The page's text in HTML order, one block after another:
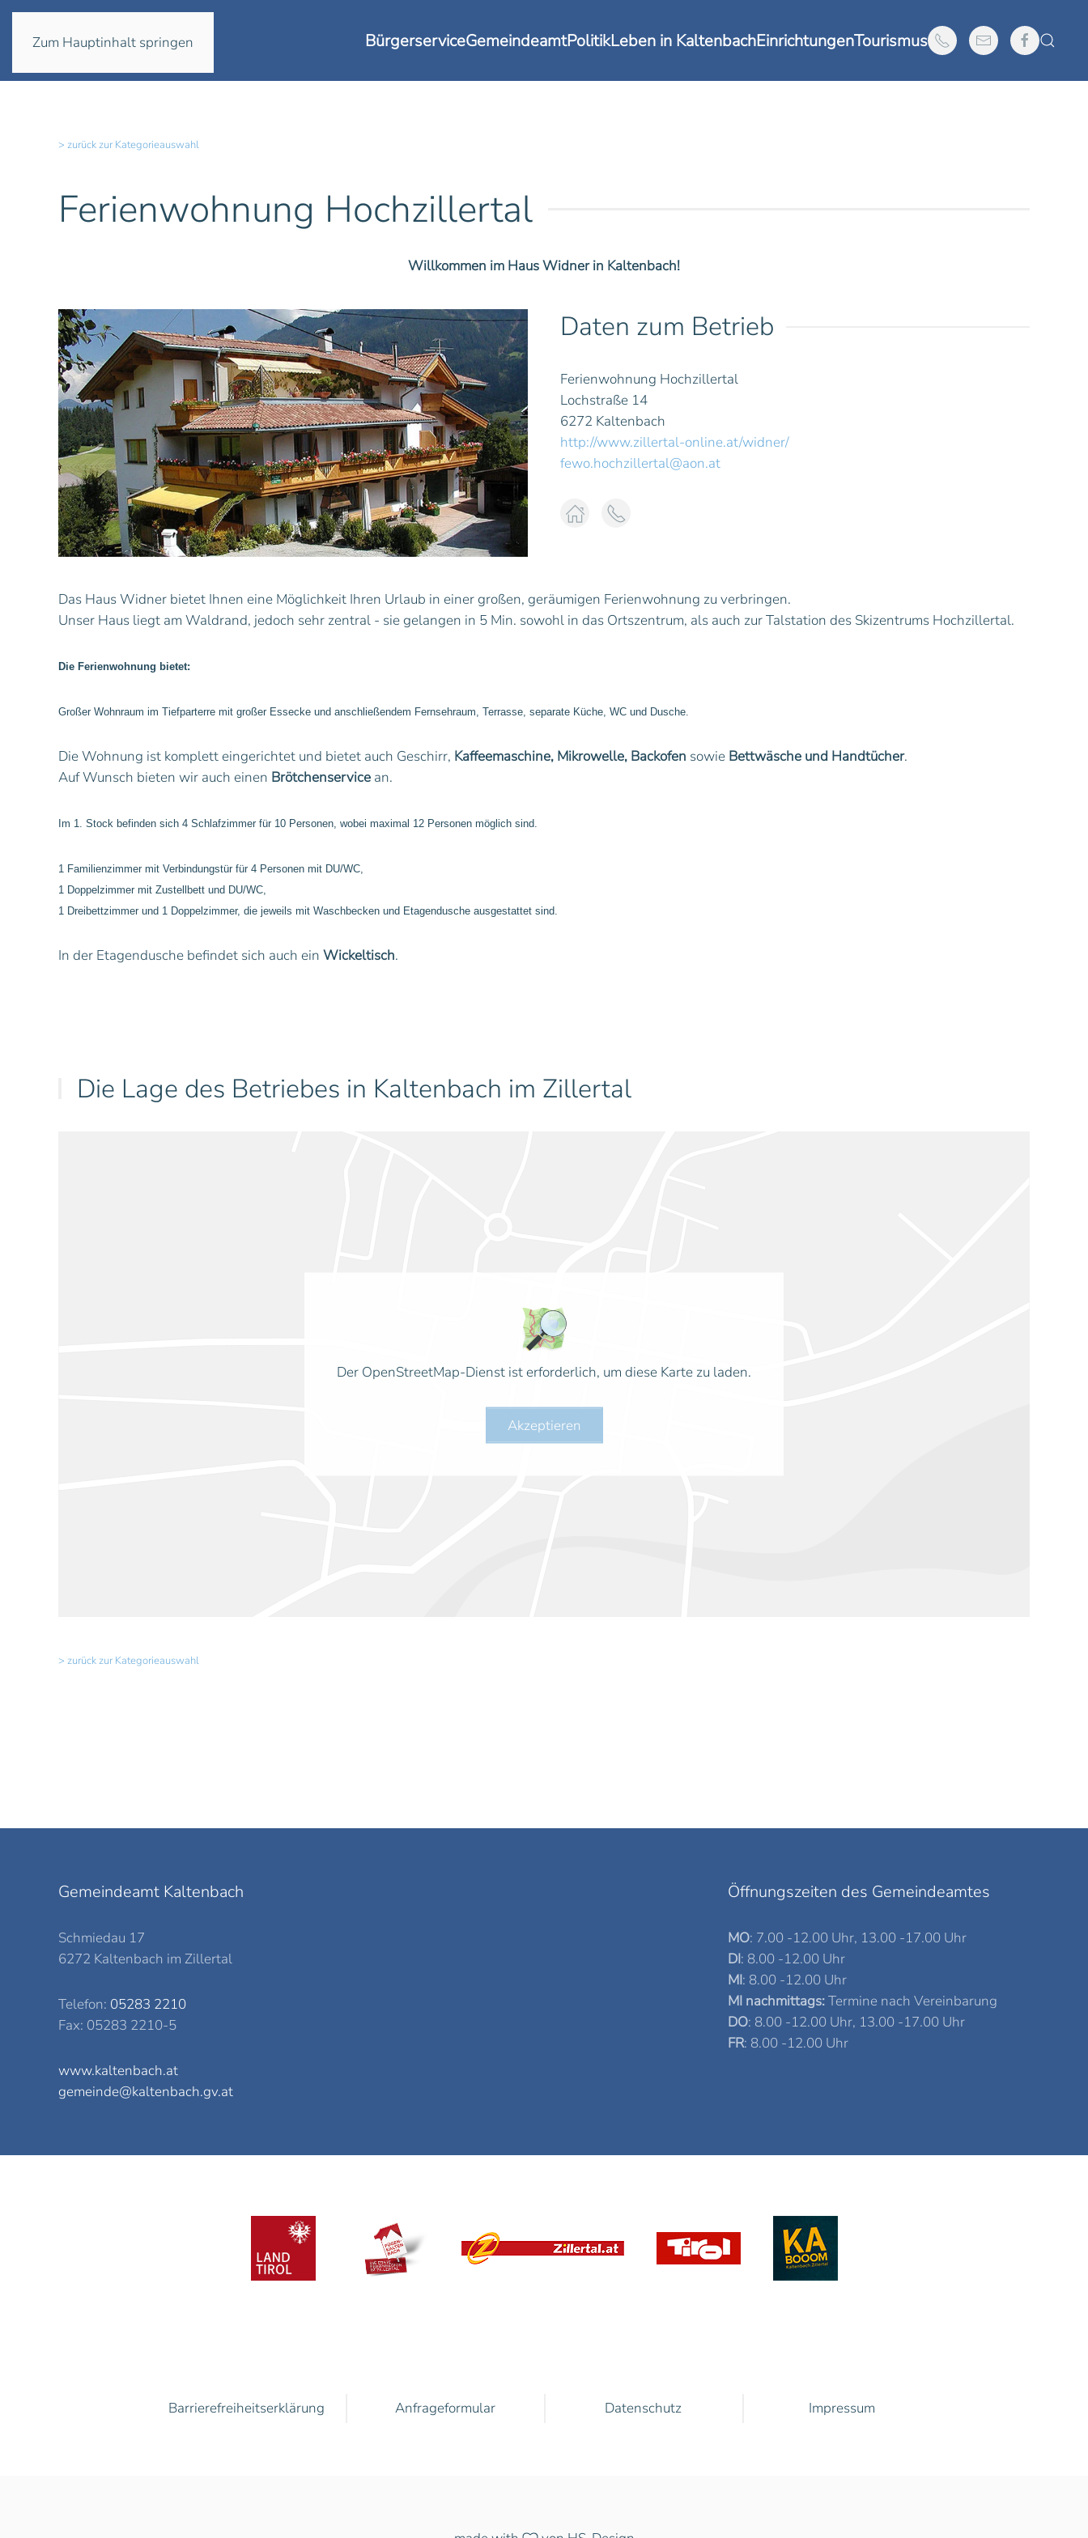
Zum Hauptinhalt springen BürgerserviceGemeindeamtPolitikLeben in KaltenbachEinrichtungenTourismus
> zurück zur Kategorieauswahl
Ferienwohnung Hochzillertal
Willkommen im Haus Widner in Kaltenbach!
Daten zum Betrieb
Ferienwohnung Hochzillertal
Lochstraße 14
6272 Kaltenbach
http://www.zillertal-online.at/widner/
fewo.hochzillertal@aon.at
Das Haus Widner bietet Ihnen eine Möglichkeit Ihren Urlaub in einer großen, geräumigen Ferienwohnung zu verbringen.
Unser Haus liegt am Waldrand, jedoch sehr zentral - sie gelangen in 5 Min. sowohl in das Ortszentrum, als auch zur Talstation des Skizentrums Hochzillertal.
Die Ferienwohnung bietet:
Großer Wohnraum im Tiefparterre mit großer Essecke und anschließendem Fernsehraum, Terrasse, separate Küche, WC und Dusche.
Die Wohnung ist komplett eingerichtet und bietet auch Geschirr, Kaffeemaschine, Mikrowelle, Backofen sowie Bettwäsche und Handtücher.
Auf Wunsch bieten wir auch einen Brötchenservice an.
Im 1. Stock befinden sich 4 Schlafzimmer für 10 Personen, wobei maximal 12 Personen möglich sind.
1 Familienzimmer mit Verbindungstür für 4 Personen mit DU/WC,
1 Doppelzimmer mit Zustellbett und DU/WC,
1 Dreibettzimmer und 1 Doppelzimmer, die jeweils mit Waschbecken und Etagendusche ausgestattet sind.
In der Etagendusche befindet sich auch ein Wickeltisch.
Die Lage des Betriebes in Kaltenbach im Zillertal
Der OpenStreetMap-Dienst ist erforderlich, um diese Karte zu laden.
Akzeptieren
> zurück zur Kategorieauswahl
Gemeindeamt Kaltenbach
Schmiedau 17
6272 Kaltenbach im Zillertal
Telefon: 05283 2210
Fax: 05283 2210-5
www.kaltenbach.at
gemeinde@kaltenbach.gv.at
Öffnungszeiten des Gemeindeamtes
MO: 7.00 -12.00 Uhr, 13.00 -17.00 Uhr
DI: 8.00 -12.00 Uhr
MI: 8.00 -12.00 Uhr
MI nachmittags:Termine nach Vereinbarung
DO: 8.00 -12.00 Uhr, 13.00 -17.00 Uhr
FR: 8.00 -12.00 Uhr
Barrierefreiheitserklärung Anfrageformular Datenschutz Impressum